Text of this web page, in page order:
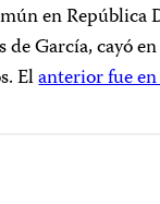
en República
García, cayó
Elanterior fue